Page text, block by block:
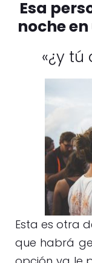
Esa
noche
«¿y tú
Esta es otra
que habrá